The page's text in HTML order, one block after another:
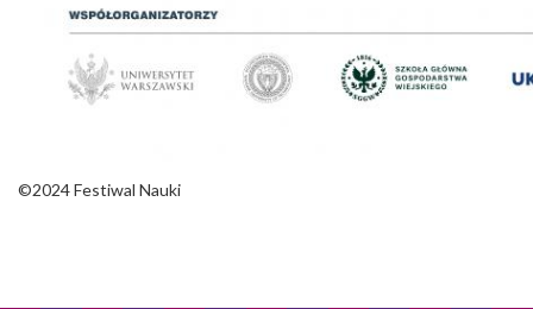
©2024 Festiwal Nauki